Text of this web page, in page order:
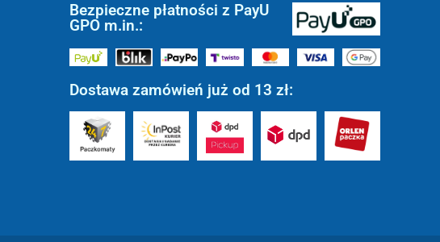
Bezpieczne płatności z PayU
GPO m.in.:
Dostawa zamówień już od 13 zł: